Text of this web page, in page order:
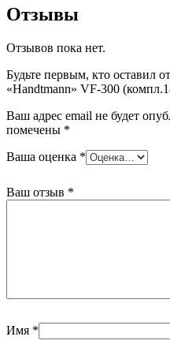
шт.)
Отзывы
Отзывов пока нет.
Будьте первым, кто оставил
«Handtmann» VF-300
Ваш адрес email не будет
помечены *
Ваша оценка *
Ваш отзыв *
Имя *